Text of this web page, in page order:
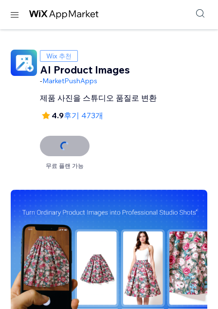
Wix 추천
AI Product Images
-MarketPushApps
제품 사진을 스튜디오 품질로 변환
4.9후기 473개
무료 플랜 가능